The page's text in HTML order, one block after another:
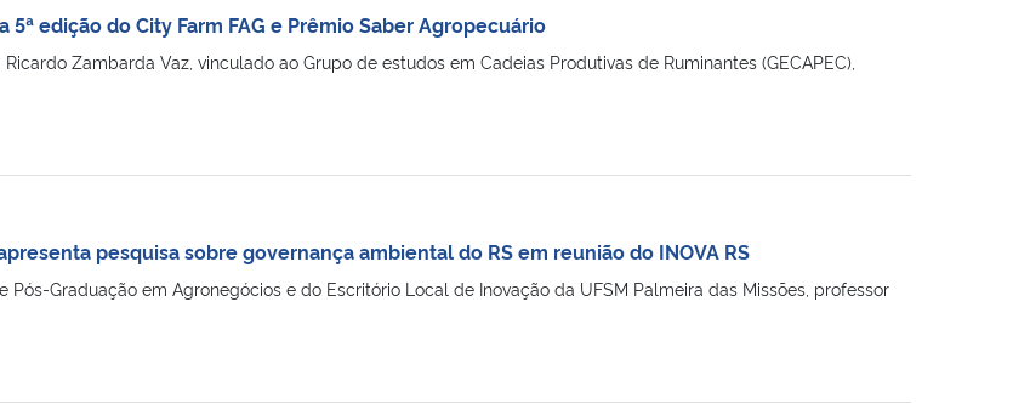
edição do City Farm FAG e Prêmio Saber Agropecuário
Zambarda Vaz, vinculado ao Grupo de estudos em Cadeias Produtivas de Ruminantes (GECAPEC),
pesquisa sobre governança ambiental do RS em reunião do INOVA RS
Pós-Graduação em Agronegócios e do Escritório Local de Inovação da UFSM Palmeira das Missões, professor